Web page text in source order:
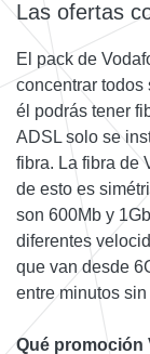
Las ofertas
El pack de
concentrar todos
él podrás tener
ADSL solo se
fibra. La fibra de
de esto es
son 600Mb y
diferentes
que van desde
entre minutos
Qué promoción